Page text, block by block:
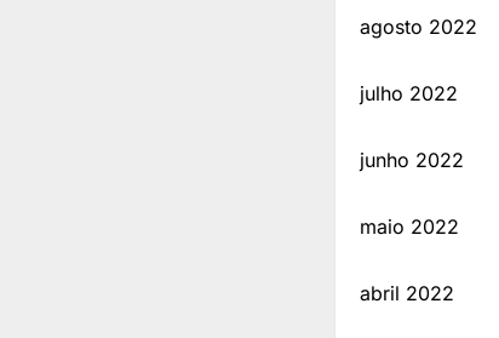
agosto 2022
julho 2022
junho 2022
maio 2022
abril 2022